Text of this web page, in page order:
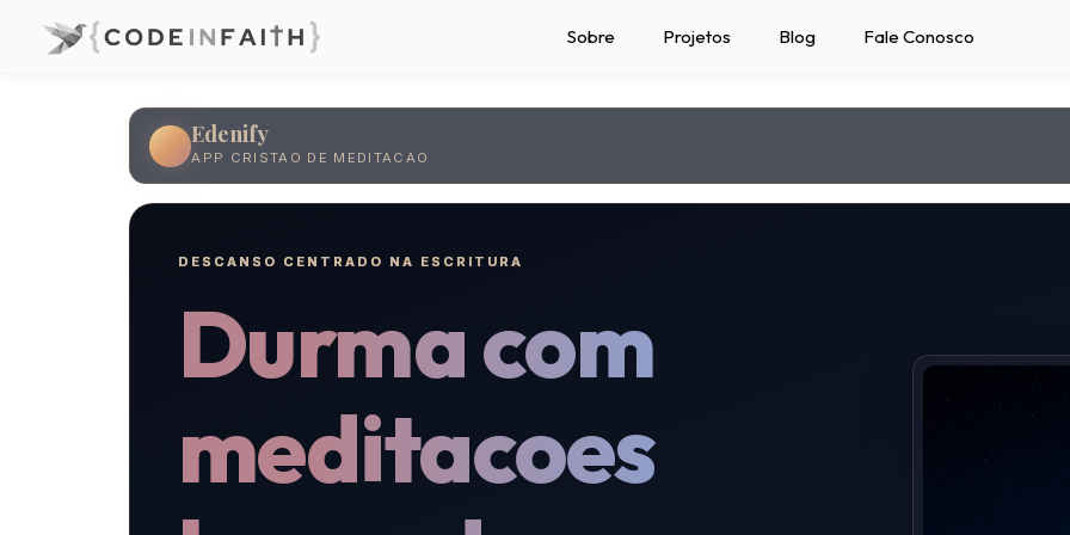
Sobre Projetos Blog Fale Conosco
Edenify
APP CRISTAO DE MEDITACAO
DESCANSO CENTRADO NA ESCRITURA
Durma com
meditacoes